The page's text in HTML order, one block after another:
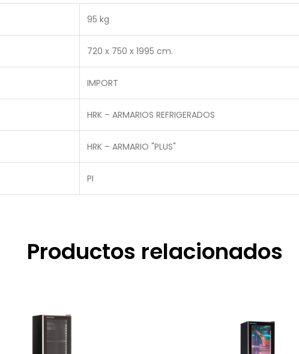
95 kg
720 x 750 x 1995 cm.
IMPORT
HRK – ARMARIOS REFRIGERADOS
HRK – ARMARIO "PLUS"
PI
Productos relacionados